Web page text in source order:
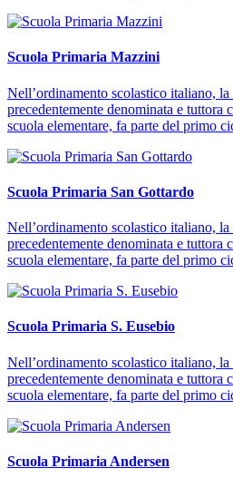
Scuola Primaria Mazzini
Nell’ordinamento scolastico italiano,
precedentemente denominata e tuttora
scuola elementare, fa parte del primo
Scuola Primaria San Gottardo
Nell’ordinamento scolastico italiano,
precedentemente denominata e tuttora
scuola elementare, fa parte del primo
Scuola Primaria S. Eusebio
Nell’ordinamento scolastico italiano,
precedentemente denominata e tuttora
scuola elementare, fa parte del primo
Scuola Primaria Andersen